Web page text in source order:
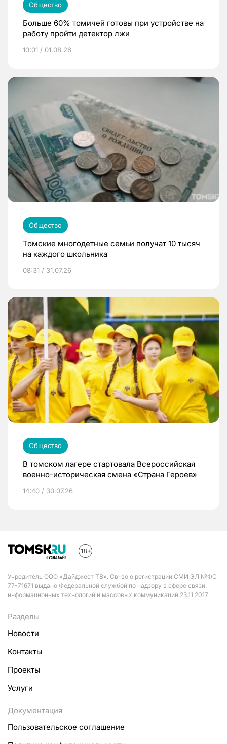
Общество
Больше 60% томичей готовы при устройстве на
работу пройти детектор лжи
10:01 / 01.08.26
Общество
Томские многодетные семьи получат 10 тысяч
на каждого школьника
08:31 / 31.07.26
Общество
В томском лагере стартовала Всероссийская
военно-историческая смена «Страна Героев»
14:40 / 30.07.26
Учредитель ООО «Дайджест ТВ». Св-во о регистрации СМИ ЭЛ №ФС
77-71671 выдано Федеральной службой по надзору в сфере связи,
информационных технологий и массовых коммуникаций 23.11.2017
Разделы
Новости
Контакты
Проекты
Услуги
Документация
Пользовательское соглашение